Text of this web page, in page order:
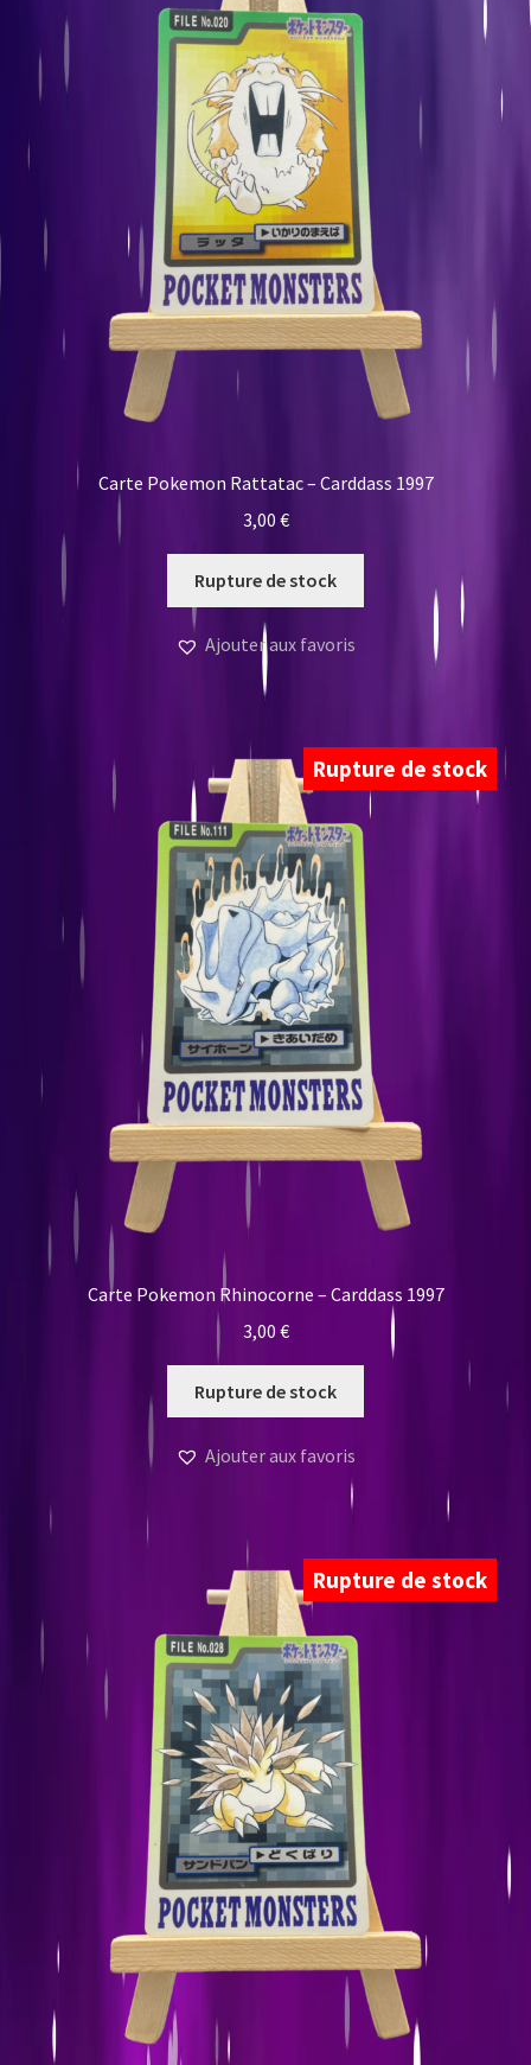
Carte Pokemon Rattatac – Carddass 1997
3,00 €
Rupture de stock
Ajouter aux favoris
Rupture de stock
Carte Pokemon Rhinocorne – Carddass 1997
3,00 €
Rupture de stock
Ajouter aux favoris
Rupture de stock